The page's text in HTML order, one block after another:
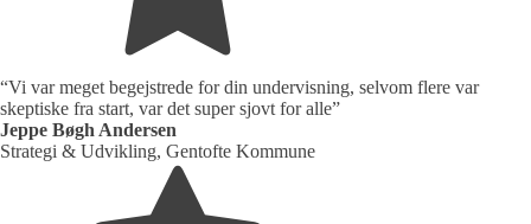
“Vi var meget begejstrede for din undervisning, selvom flere var
skeptiske fra start, var det super sjovt for alle”
Jeppe Bøgh Andersen
Strategi & Udvikling, Gentofte Kommune